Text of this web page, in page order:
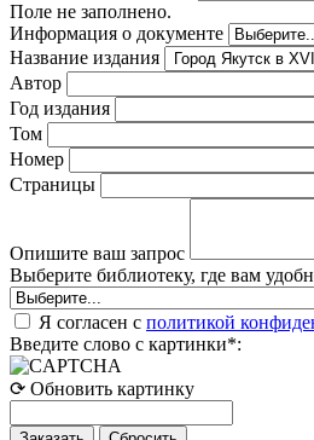
Поле не заполнено.
Информация о документе
Название издания
Автор
Год издания
Том
Номер
Страницы
Опишите ваш запрос
Выберите библиотеку, где вам
Я согласен с политикой
Введите слово с картинки*:
⟳ Обновить картинку